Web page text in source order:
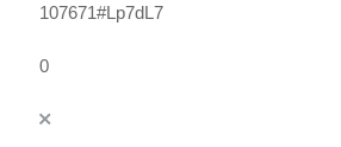
107671#Lp7dL7
0